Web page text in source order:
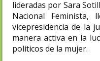
lideradas por Sara
Nacional
vicepresidencia de la
manera activa en la
políticos de la mujer.